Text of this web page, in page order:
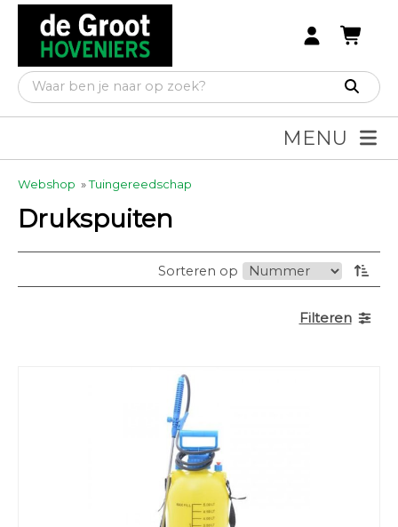
MENU
Webshop »Tuingereedschap
Drukspuiten
Sorteren op
Filteren